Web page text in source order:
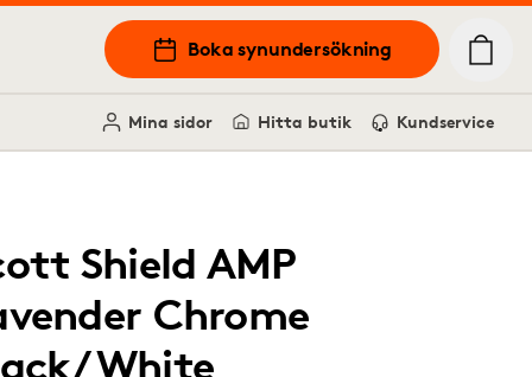
Boka synundersökning
Mina sidor Hitta butik Kundservice
Shield AMP
Chrome
White